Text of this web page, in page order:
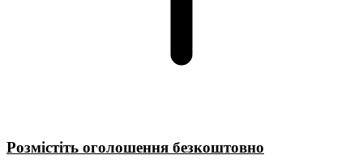
Розмістіть оголошення безкоштовно